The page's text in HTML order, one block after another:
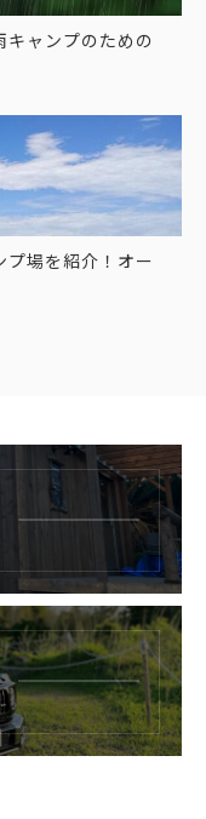
ャンプのための
場を紹介！オー